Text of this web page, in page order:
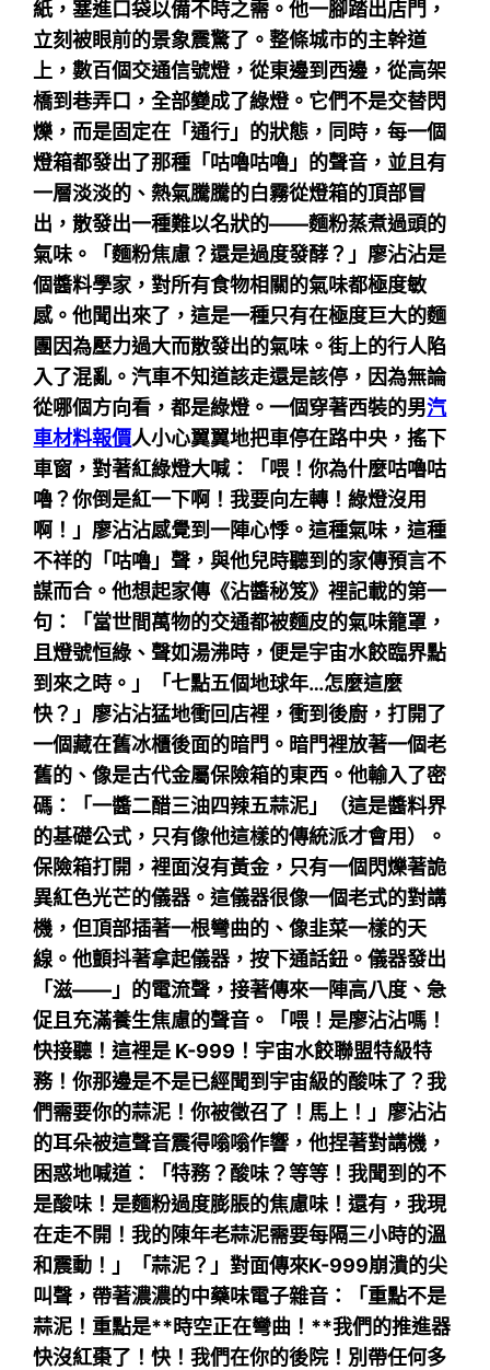
紙，塞進口袋以備不時之需。他一腳踏出店門，
立刻被眼前的景象震驚了。整條城市的主幹道
上，數百個交通信號燈，從東邊到西邊，從高架
橋到巷弄口，全部變成了綠燈。它們不是交替閃
爍，而是固定在「通行」的狀態，同時，每一個
燈箱都發出了那種「咕嚕咕嚕」的聲音，並且有
一層淡淡的、熱氣騰騰的白霧從燈箱的頂部冒
出，散發出一種難以名狀的——麵粉蒸煮過頭的
氣味。「麵粉焦慮？還是過度發酵？」廖沾沾是
個醬料學家，對所有食物相關的氣味都極度敏
感。他聞出來了，這是一種只有在極度巨大的麵
團因為壓力過大而散發出的氣味。街上的行人陷
入了混亂。汽車不知道該走還是該停，因為無論
從哪個方向看，都是綠燈。一個穿著西裝的男汽
車材料報價人小心翼翼地把車停在路中央，搖下
車窗，對著紅綠燈大喊：「喂！你為什麼咕嚕咕
嚕？你倒是紅一下啊！我要向左轉！綠燈沒用
啊！」廖沾沾感覺到一陣心悸。這種氣味，這種
不祥的「咕嚕」聲，與他兒時聽到的家傳預言不
謀而合。他想起家傳《沾醬秘笈》裡記載的第一
句：「當世間萬物的交通都被麵皮的氣味籠罩，
且燈號恒綠、聲如湯沸時，便是宇宙水餃臨界點
到來之時。」「七點五個地球年…怎麼這麼
快？」廖沾沾猛地衝回店裡，衝到後廚，打開了
一個藏在舊冰櫃後面的暗門。暗門裡放著一個老
舊的、像是古代金屬保險箱的東西。他輸入了密
碼：「一醬二醋三油四辣五蒜泥」（這是醬料界
的基礎公式，只有像他這樣的傳統派才會用）。
保險箱打開，裡面沒有黃金，只有一個閃爍著詭
異紅色光芒的儀器。這儀器很像一個老式的對講
機，但頂部插著一根彎曲的、像韭菜一樣的天
線。他顫抖著拿起儀器，按下通話鈕。儀器發出
「滋——」的電流聲，接著傳來一陣高八度、急
促且充滿養生焦慮的聲音。「喂！是廖沾沾嗎！
快接聽！這裡是 K-999！宇宙水餃聯盟特級特
務！你那邊是不是已經聞到宇宙級的酸味了？我
們需要你的蒜泥！你被徵召了！馬上！」廖沾沾
的耳朵被這聲音震得嗡嗡作響，他捏著對講機，
困惑地喊道：「特務？酸味？等等！我聞到的不
是酸味！是麵粉過度膨脹的焦慮味！還有，我現
在走不開！我的陳年老蒜泥需要每隔三小時的溫
和震動！」「蒜泥？」對面傳來K-999崩潰的尖
叫聲，帶著濃濃的中藥味電子雜音：「重點不是
蒜泥！重點是**時空正在彎曲！**我們的推進器
快沒紅棗了！快！我們在你的後院！別帶任何多